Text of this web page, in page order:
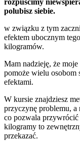
rozpuścimy
polubisz siebie.
w związku z tym
efektem ubocznym
kilogramów.
Mam nadzieję, że
pomoże wielu osobom
efektami.
W kursie znajdziesz
przyczynę problemu,
co pozwala
kilogramy to
przekazać.